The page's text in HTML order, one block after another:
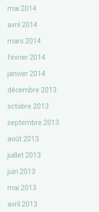
mai 2014
avril 2014
mars 2014
février 2014
janvier 2014
décembre 2013
octobre 2013
septembre 2013
août 2013
juillet 2013
juin 2013
mai 2013
avril 2013